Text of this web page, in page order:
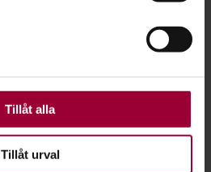
upplevelse som möjligt
Tillåt alla
Tillåt urval